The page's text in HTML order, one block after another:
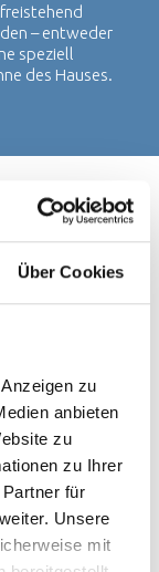
Über Cookies
zu
anbieten
zu
zu Ihrer
für
Unsere
mit
– entweder
speziell
des Hauses.